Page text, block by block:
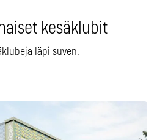
kesäklubit
läpi suven.